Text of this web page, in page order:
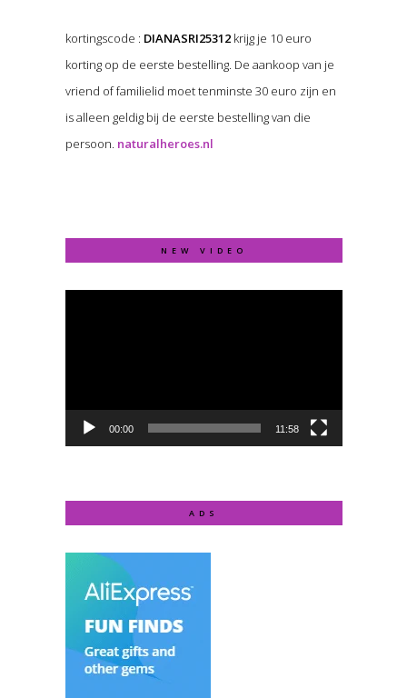
kortingscode : DIANASRI25312krijg je 10 euro
korting op de eerste bestelling. De aankoop van je
vriend of familielid moet tenminste 30 euro zijn en
is alleen geldig bij de eerste bestelling van die
persoon. naturalheroes.nl
NEW VIDEO
Video
00:00 11:58
ADS